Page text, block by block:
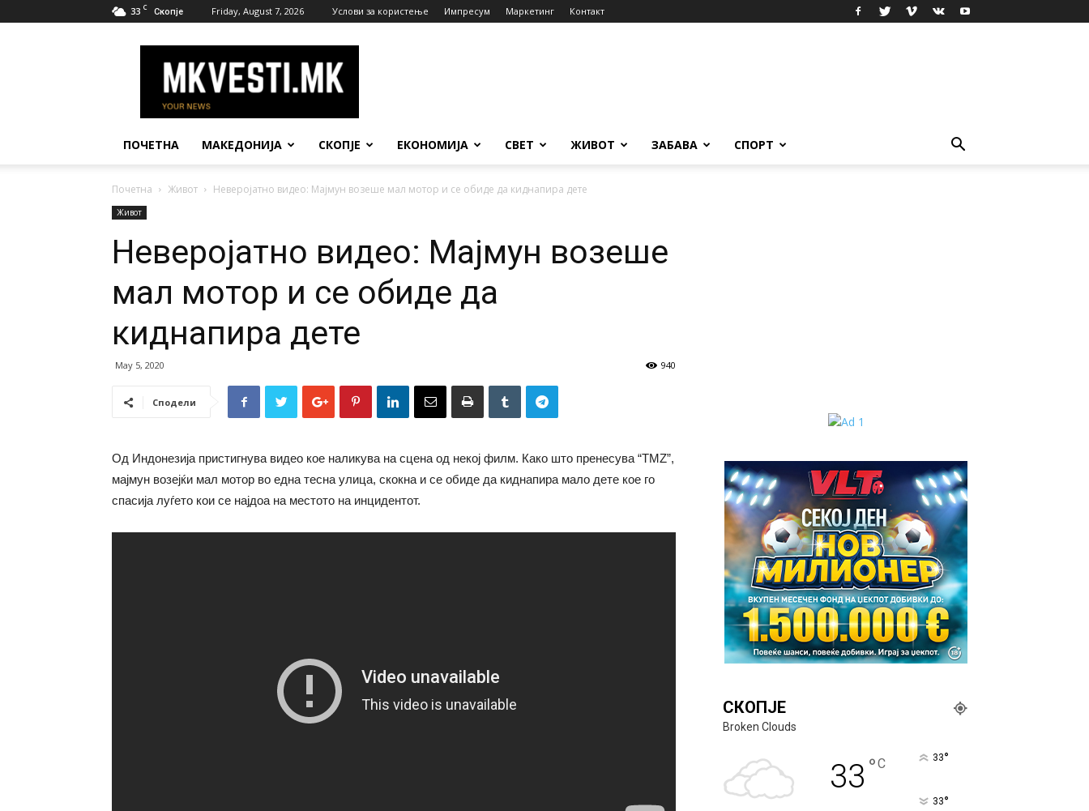
33 C Скопје Friday, August 7, 2026 Услови за користење Импресум Маркетинг Контакт
Вести
ПОЧЕТНА МАКЕДОНИЈА СКОПЈЕ ЕКОНОМИЈА СВЕТ ЖИВОТ ЗАБАВА СПОРТ
Почетна Живот Неверојатно видео: Мајмун возеше мал мотор и се обиде да киднапира дете
Живот
Неверојатно видео: Мајмун возеше
мал мотор и се обиде да
киднапира дете
May 5, 2020 940
Сподели
Од Индонезија пристигнува видео кое наликува на сцена од некој филм. Како што пренесува “TMZ”,
мајмун возејќи мал мотор во една тесна улица, скокна и се обиде да киднапира мало дете кое го
спасија луѓето кои се најдоа на местото на инцидентот.
СКОПЈЕ
Broken Clouds
33 °C 33°
33°